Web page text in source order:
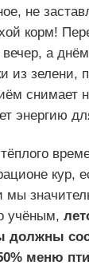
не
корм!
а
из зелени,
снимает
энергию
кур,
мы
учёным,
должны
меню